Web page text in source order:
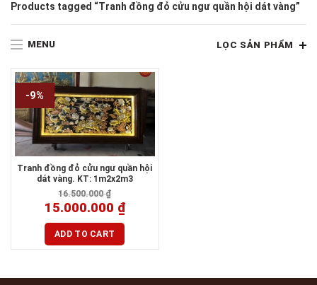
Products tagged “Tranh đồng đỏ cửu ngư quần hội dát vàng”
MENU LỌC SẢN PHẨM
-9%
Tranh đồng đỏ cửu ngư quần hội
dát vàng. KT: 1m2x2m3
16.500.000₫
15.000.000 ₫
ADD TO CART